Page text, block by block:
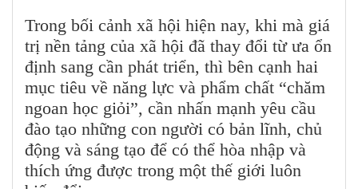
Trong bối cảnh xã hội hiện nay, khi mà giá
trị nền tảng của xã hội đã thay đổi từ ưa ổn
định sang cần phát triển, thì bên cạnh hai
mục tiêu về năng lực và phẩm chất “chăm
ngoan học giỏi”, cần nhấn mạnh yêu cầu
đào tạo những con người có bản lĩnh, chủ
động và sáng tạo để có thể hòa nhập và
thích ứng được trong một thế giới luôn